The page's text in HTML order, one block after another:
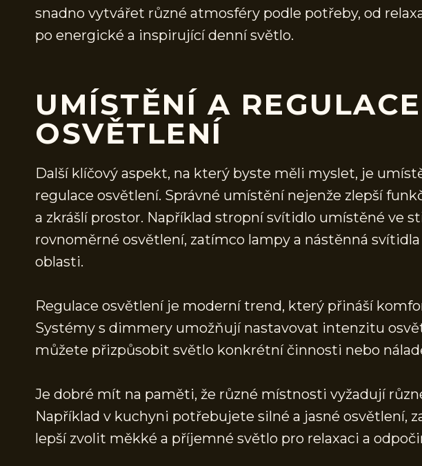
snadno vytvářet různé atmosféry podle potřeby, od
po energické a inspirující denní světlo.
UMÍSTĚNÍ A REGULACE
OSVĚTLENÍ
Další klíčový aspekt, na který byste měli myslet, je
regulace osvětlení. Správné umístění nejenže zlepší
a zkrášlí prostor. Například stropní svítidlo umístěné ve
rovnoměrné osvětlení, zatímco lampy a nástěnná
oblasti.
Regulace osvětlení je moderní trend, který přináší
Systémy s dimmery umožňují nastavovat intenzitu
můžete přizpůsobit světlo konkrétní činnosti nebo
Je dobré mít na paměti, že různé místnosti vyžadují
Například v kuchyni potřebujete silné a jasné osvětlení,
lepší zvolit měkké a příjemné světlo pro relaxaci a